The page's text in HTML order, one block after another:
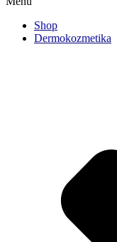
Shop
Dermokozmetika